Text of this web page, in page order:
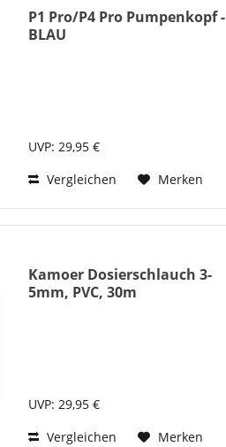
P1 Pro/P4 Pro Pumpenkopf -
BLAU
UVP: 29,95 €
Vergleichen
Merken
Kamoer Dosierschlauch 3-
5mm, PVC, 30m
UVP: 29,95 €
Vergleichen
Merken